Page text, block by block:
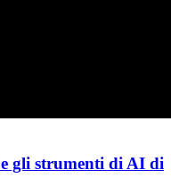
gli strumenti di AI di